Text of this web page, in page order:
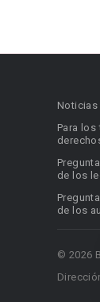
Noticias
Para
de los
de los
© 2026